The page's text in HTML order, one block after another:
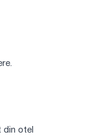
din otel